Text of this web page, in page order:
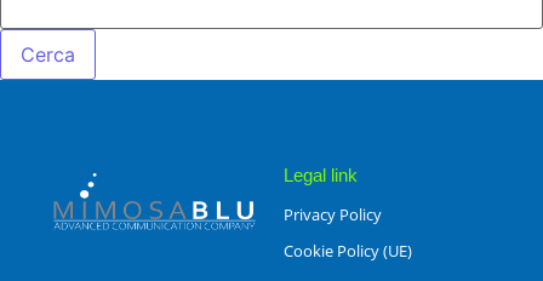
Legal link
Privacy Policy
Cookie Policy (UE)